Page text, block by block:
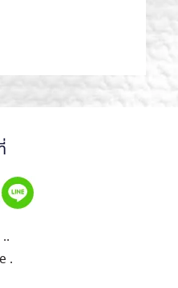
..
.